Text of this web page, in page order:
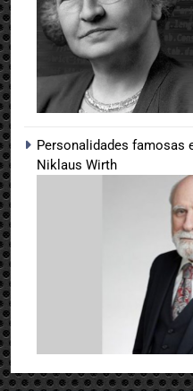
Personalidades famosas
Niklaus Wirth